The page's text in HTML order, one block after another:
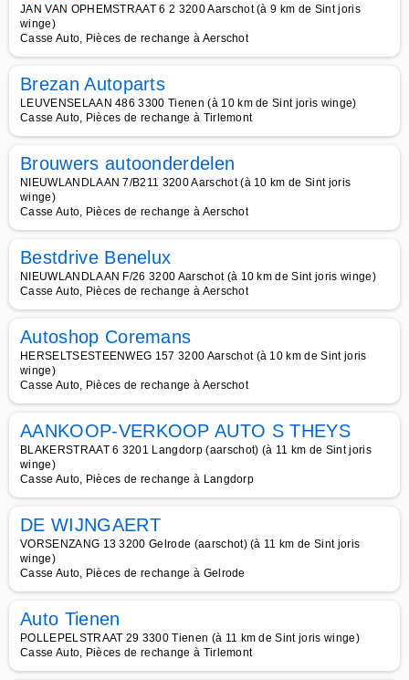
JAN VAN OPHEMSTRAAT 6 2 3200 Aarschot (à 9 km de Sint joris
winge)
Casse Auto, Pièces de rechange à Aerschot
Brezan Autoparts
LEUVENSELAAN 486 3300 Tienen (à 10 km de Sint joris winge)
Casse Auto, Pièces de rechange à Tirlemont
Brouwers autoonderdelen
NIEUWLANDLAAN 7/B211 3200 Aarschot (à 10 km de Sint joris
winge)
Casse Auto, Pièces de rechange à Aerschot
Bestdrive Benelux
NIEUWLANDLAAN F/26 3200 Aarschot (à 10 km de Sint joris winge)
Casse Auto, Pièces de rechange à Aerschot
Autoshop Coremans
HERSELTSESTEENWEG 157 3200 Aarschot (à 10 km de Sint joris
winge)
Casse Auto, Pièces de rechange à Aerschot
AANKOOP-VERKOOP AUTO S THEYS
BLAKERSTRAAT 6 3201 Langdorp (aarschot) (à 11 km de Sint joris
winge)
Casse Auto, Pièces de rechange à Langdorp
DE WIJNGAERT
VORSENZANG 13 3200 Gelrode (aarschot) (à 11 km de Sint joris
winge)
Casse Auto, Pièces de rechange à Gelrode
Auto Tienen
POLLEPELSTRAAT 29 3300 Tienen (à 11 km de Sint joris winge)
Casse Auto, Pièces de rechange à Tirlemont